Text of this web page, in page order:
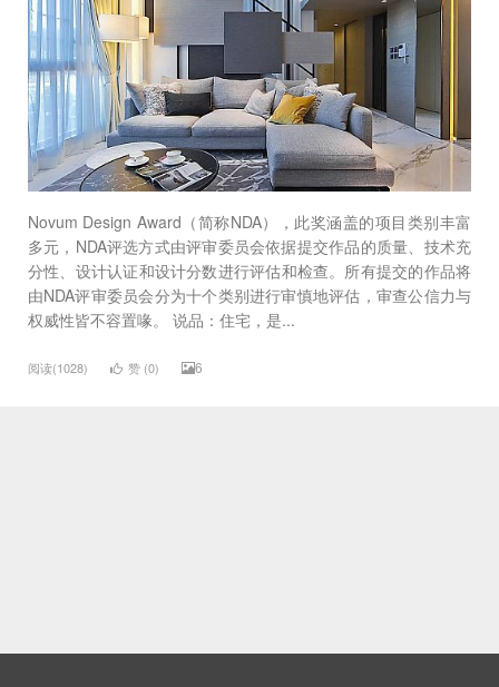
Novum Design Award（简称NDA），此奖涵盖的项目类别丰富
多元，NDA评选方式由评审委员会依据提交作品的质量、技术充
分性、设计认证和设计分数进行评估和检查。所有提交的作品将
由NDA评审委员会分为十个类别进行审慎地评估，审查公信力与
权威性皆不容置喙。 说品：住宅，是...
阅读(1028) 赞 (0) 6